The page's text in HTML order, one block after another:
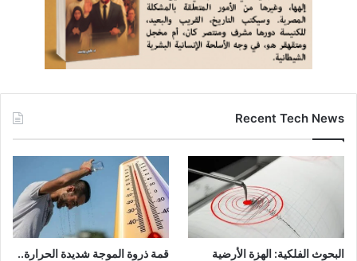
Recent Tech News
البحوث الفلكية: الهزة الأرضية
قمة ذروة الموجة شديدة الحرارة..